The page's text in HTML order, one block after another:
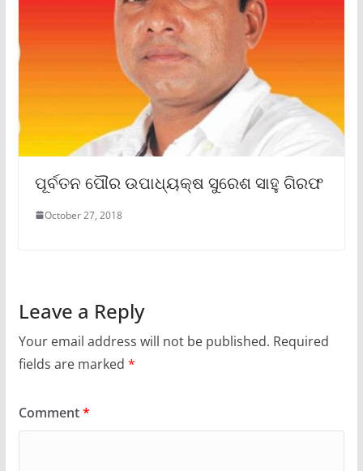
ପୂର୍ବତନ ପୌର ଉପାଧ୍ୟକ୍ଷ ସୁରେଶ ସାହୁ ଗିରଫ
October 27, 2018
Leave a Reply
Your email address will not be published. Required
fields are marked *
Comment*